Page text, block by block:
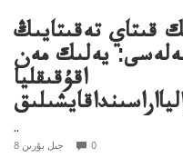
قىتاي تەقىتايىڭ
يەلىك مەن
اقۇقىقليا
..
8 جىل بۇرىن 0